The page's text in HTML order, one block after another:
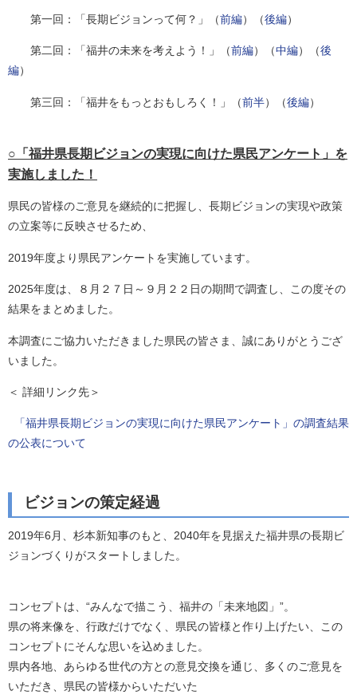
第一回：「長期ビジョンって何？」（前編）（後編）
第二回：「福井の未来を考えよう！」（前編）（中編）（後
編）
第三回：「福井をもっとおもしろく！」（前半）（後編）
○「福井県長期ビジョンの実現に向けた県民アンケート」を
実施しました！
県民の皆様のご意見を継続的に把握し、長期ビジョンの実現や政策
の立案等に反映させるため、
2019年度より県民アンケートを実施しています。
2025年度は、８月２７日～９月２２日の期間で調査し、この度その
結果をまとめました。
本調査にご協力いただきました県民の皆さま、誠にありがとうござ
いました。
＜ 詳細リンク先＞
「福井県長期ビジョンの実現に向けた県民アンケート」の調査結果
の公表について
ビジョンの策定経過
2019年6月、杉本新知事のもと、2040年を見据えた福井県の長期ビ
ジョンづくりがスタートしました。
コンセプトは、“みんなで描こう、福井の「未来地図」”。
県の将来像を、行政だけでなく、県民の皆様と作り上げたい、この
コンセプトにそんな思いを込めました。
県内各地、あらゆる世代の方との意見交換を通じ、多くのご意見を
いただき、県民の皆様からいただいた